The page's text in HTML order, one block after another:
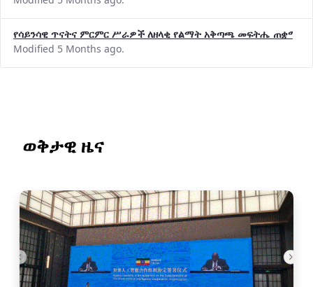
የሳይንሳዊ ጥናትና ምርምር ሥራዎች ለዘላቂ የልማት አቅጣጫ መፍትሔ ጠቋሚ
Modified 5 Months ago.
ወቅታዊ ዜና